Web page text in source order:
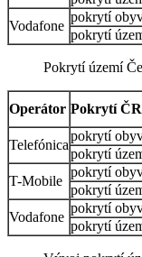
Vodafone
pokrytí
pokrytí
Pokrytí území
Operátor Pokrytí ČR
Telefónica
pokrytí
pokrytí
T-Mobile
pokrytí
pokrytí
Vodafone
pokrytí
pokrytí